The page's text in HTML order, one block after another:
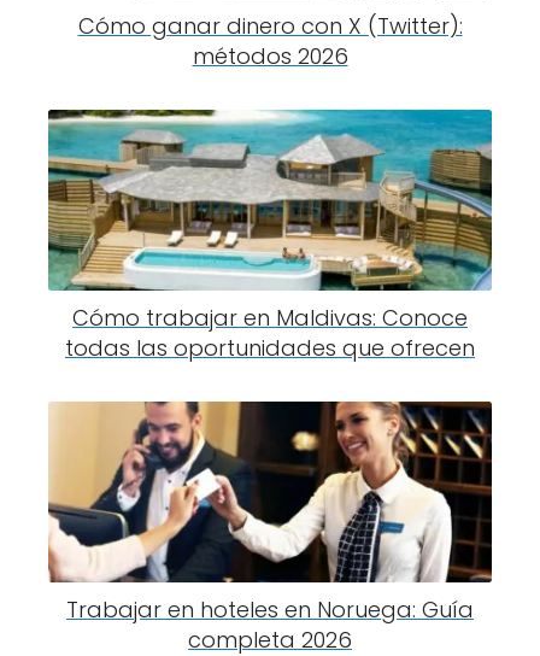
Cómo ganar dinero con X (Twitter):
métodos 2026
Cómo trabajar en Maldivas: Conoce
todas las oportunidades que ofrecen
Trabajar en hoteles en Noruega: Guía
completa 2026